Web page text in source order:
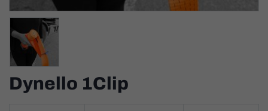
Dynello 1Clip